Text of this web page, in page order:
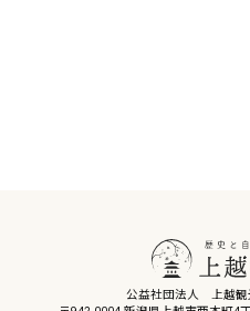
公益社団法人 上越観